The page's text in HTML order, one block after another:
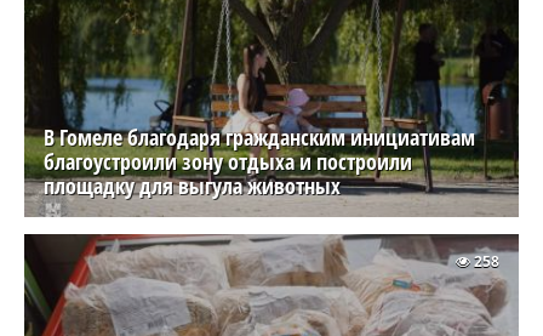
В Гомеле благодаря гражданским инициативам
благоустроили зону отдыха и построили
площадку для выгула животных
258